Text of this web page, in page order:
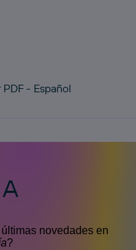
- Español
novedades en
?